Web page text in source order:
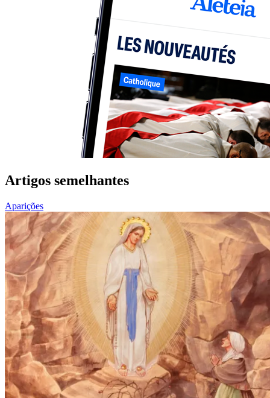
Artigos semelhantes
Aparições